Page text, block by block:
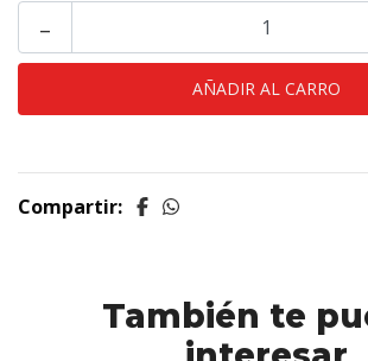
-
Compartir:
También te